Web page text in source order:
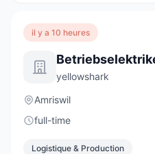
il y a 10 heures
yellowshark
Amriswil
full-time
Logistique & Production